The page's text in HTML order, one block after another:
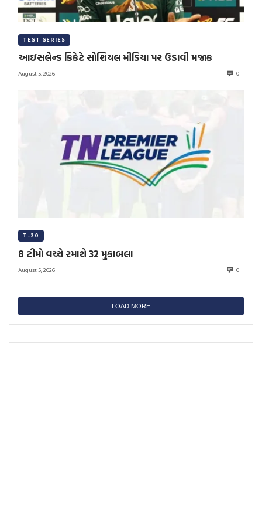
TEST SERIES
આઇસલેન્ડ ક્રિકેટે સોશિયલ મીડિયા પર ઉડાવી મજાક
August 5, 2026 0
T-20
8 ટીમો વચ્ચે રમાશે 32 મુકાબલા
August 5, 2026 0
LOAD MORE